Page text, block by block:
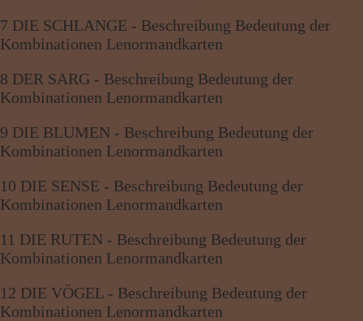
7 DIE SCHLANGE - Beschreibung Bedeutung der
Kombinationen Lenormandkarten
8 DER SARG - Beschreibung Bedeutung der
Kombinationen Lenormandkarten
9 DIE BLUMEN - Beschreibung Bedeutung der
Kombinationen Lenormandkarten
10 DIE SENSE - Beschreibung Bedeutung der
Kombinationen Lenormandkarten
11 DIE RUTEN - Beschreibung Bedeutung der
Kombinationen Lenormandkarten
12 DIE VÖGEL - Beschreibung Bedeutung der
Kombinationen Lenormandkarten